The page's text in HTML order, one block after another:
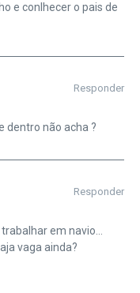
e conlhecer o pais de
Responder
dentro não acha ?
Responder
em navio…
vaga ainda?